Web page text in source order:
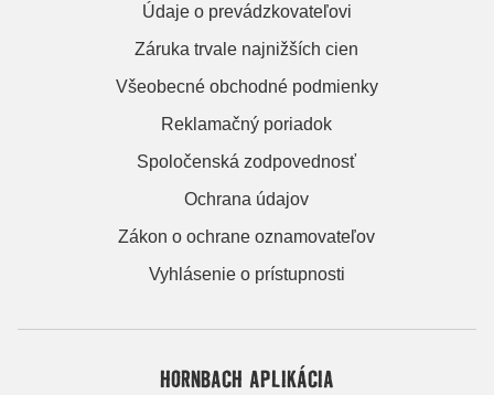
Údaje o prevádzkovateľovi
Záruka trvale najnižších cien
Všeobecné obchodné podmienky
Reklamačný poriadok
Spoločenská zodpovednosť
Ochrana údajov
Zákon o ochrane oznamovateľov
Vyhlásenie o prístupnosti
HORNBACH APLIKÁCIA